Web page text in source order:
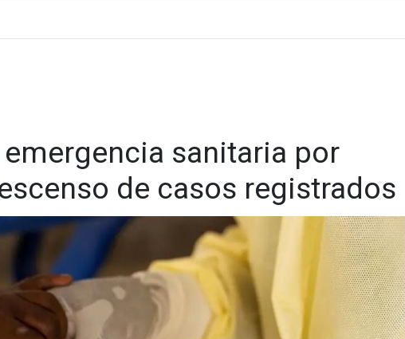
emergencia sanitaria por
de casos registrados